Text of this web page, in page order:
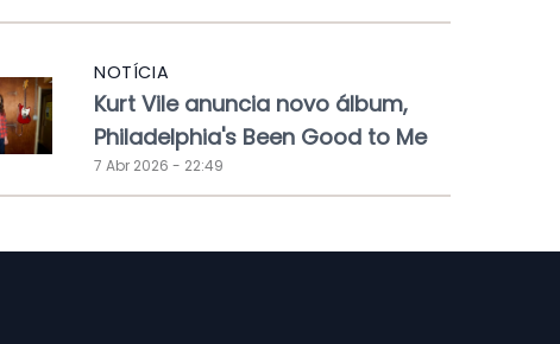
NOTÍCIA
Kurt Vile anuncia novo álbum,
Philadelphia's Been Good to Me
7 Abr 2026 - 22:49